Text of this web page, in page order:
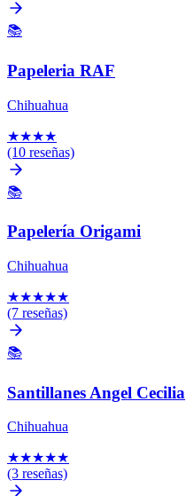
📚
Papeleria RAF
Chihuahua
★★★★
(10 reseñas)
📚
Papelería Origami
Chihuahua
★★★★★
(7 reseñas)
📚
Santillanes Angel Cecilia
Chihuahua
★★★★★
(3 reseñas)